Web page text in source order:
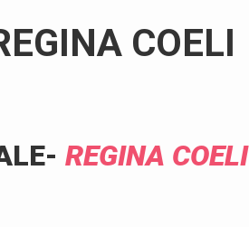
COELI
REGINA COELI